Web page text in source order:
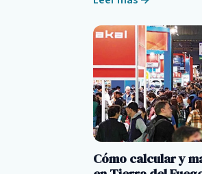
Cómo calcular y